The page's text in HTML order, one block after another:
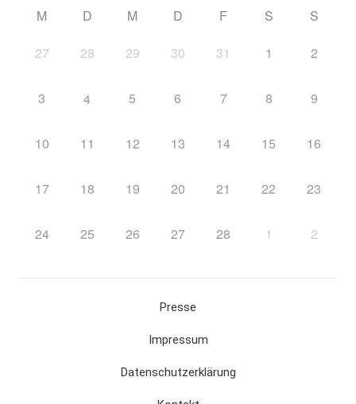
M D M D F S S
27 28 29 30 31 1 2
3 4 5 6 7 8 9
10 11 12 13 14 15 16
17 18 19 20 21 22 23
24 25 26 27 28 1 2
Presse
Impressum
Datenschutzerklärung